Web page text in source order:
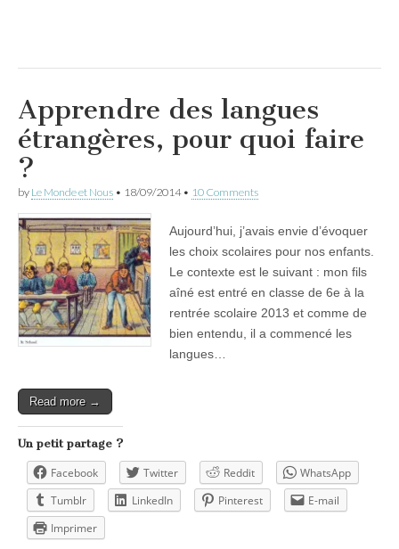
Apprendre des langues
étrangères, pour quoi faire
?
by Le Monde et Nous • 18/09/2014• 10 Comments
Aujourd’hui, j’avais envie d’évoquer
les choix scolaires pour nos enfants.
Le contexte est le suivant : mon fils
aîné est entré en classe de 6e à la
rentrée scolaire 2013 et comme de
bien entendu, il a commencé les
langues…
Read more →
Un petit partage ?
Facebook Twitter Reddit
WhatsApp
Tumblr
LinkedIn Pinterest
E-mail
Imprimer